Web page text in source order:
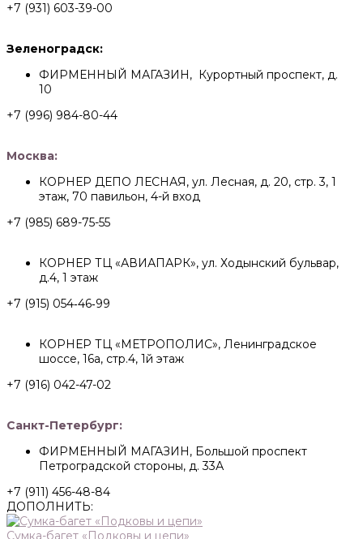
+7 (931) 603-39-00
Зеленоградск:
ФИРМЕННЫЙ МАГАЗИН, Курортный проспект, д.
10
+7 (996) 984-80-44
Москва:
КОРНЕР ДЕПО ЛЕСНАЯ, ул. Лесная, д. 20, стр. 3, 1
этаж, 70 павильон, 4-й вход
+7 (985) 689-75-55
КОРНЕР ТЦ «АВИАПАРК», ул. Ходынский бульвар,
д.4, 1 этаж
+7 (915) 054‑46‑99
КОРНЕР ТЦ «МЕТРОПОЛИС», Ленинградское
шоссе, 16а, стр.4, 1й этаж
+7 (916) 042-47-02
Санкт-Петербург:
ФИРМЕННЫЙ МАГАЗИН, Большой проспект
Петроградской стороны, д. 33А
+7 (911) 456-48-84
ДОПОЛНИТЬ:
Сумка-багет «Подковы и цепи»